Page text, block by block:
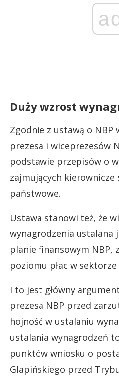
Duży wzrost
Zgodnie z ustawą o NBP
prezesa i wiceprezesów
podstawie przepisów o
zajmujących kierownicze
państwowe.
Ustawa stanowi też, że
wynagrodzenia ustalana
planie finansowym NBP,
poziomu płac w
I to jest główny
prezesa NBP przed
hojność w ustalaniu
ustalania wynagrodzeń
punktów wniosku o
Glapińskiego przed